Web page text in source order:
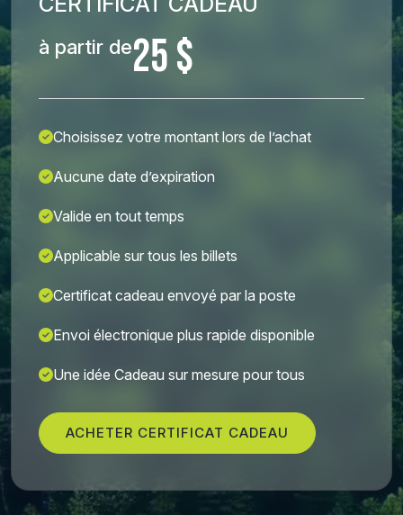
à partir de25 $
Choisissez votre montant lors de l’achat
Aucune date d’expiration
Valide en tout temps
Applicable sur tous les billets
Certificat cadeau envoyé par la poste
Envoi électronique plus rapide disponible
Une idée Cadeau sur mesure pour tous
ACHETER CERTIFICAT CADEAU